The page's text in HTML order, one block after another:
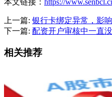
上一篇: 银行卡绑定异常，影
下一篇: 配资开户审核中一直
相关推荐